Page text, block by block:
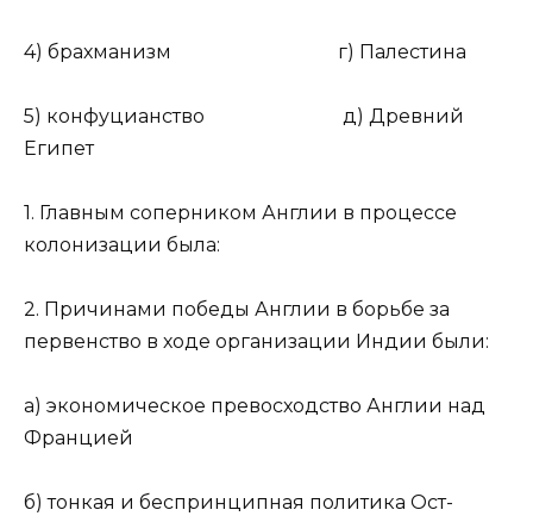
4) брахманизм г) Палестина
5) конфуцианство д) Древний
Египет
1. Главным соперником Англии в процессе
колонизации была:
2. Причинами победы Англии в борьбе за
первенство в ходе организации Индии были:
а) экономическое превосходство Англии над
Францией
б) тонкая и беспринципная политика Ост-